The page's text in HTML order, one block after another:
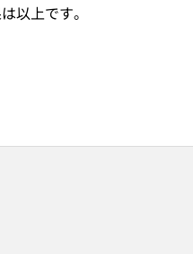
以上です。